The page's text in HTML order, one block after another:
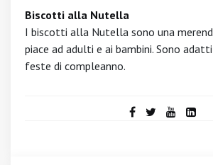
Biscotti alla Nutella
I biscotti alla Nutella sono una
piace ad adulti e ai bambini. Sono
feste di compleanno.